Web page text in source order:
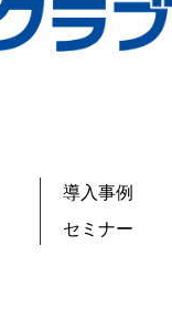
導入事例
セミナー